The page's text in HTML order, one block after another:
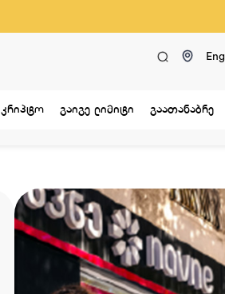
Eng
კრიპტო გაიგე ლიმიტი გაათანაბრე